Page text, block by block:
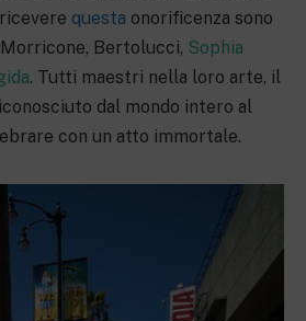
questa onorificenza sono
Bertolucci, Sophia
. Tutti maestri nella loro arte, il
dal mondo intero al
con un atto immortale.